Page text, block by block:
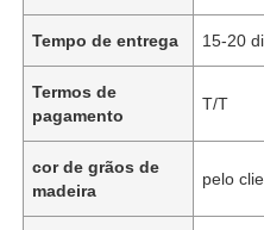
Tempo de entrega 15-20
Termos de
pagamento
T/T
cor de grãos de
madeira
pelo